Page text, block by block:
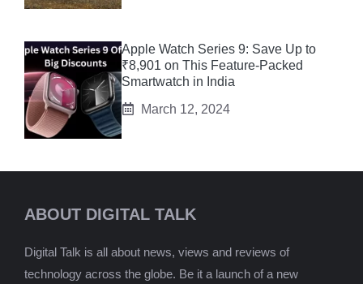
Apple Watch Series 9: Save Up to
₹8,901 on This Feature-Packed
Smartwatch in India
March 12, 2024
ABOUT DIGITAL TALK
Digital Talk is all about news, views and reviews of
technology across the globe. Be it a launch of a new